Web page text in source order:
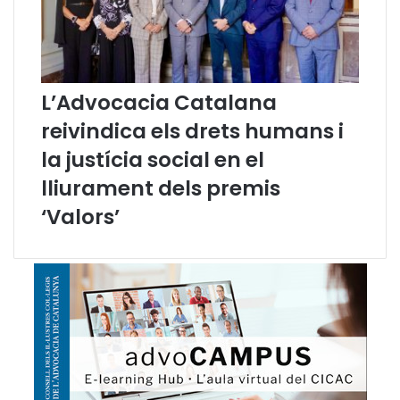
e
r
e
l
C
o
n
s
l
e
’
A
d
v
o
c
L’Advocacia Catalana
reivindica els drets humans i
la justícia social en el
lliurament dels premis
‘Valors’